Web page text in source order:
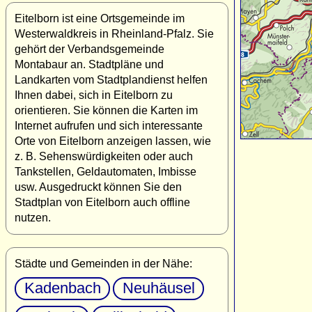
Eitelborn ist eine Ortsgemeinde im
Westerwaldkreis in Rheinland-Pfalz. Sie
gehört der Verbandsgemeinde
Montabaur an. Stadtpläne und
Landkarten vom Stadtplandienst helfen
Ihnen dabei, sich in Eitelborn zu
orientieren. Sie können die Karten im
Internet aufrufen und sich interessante
Orte von Eitelborn anzeigen lassen, wie
z. B. Sehenswürdigkeiten oder auch
Tankstellen, Geldautomaten, Imbisse
usw. Ausgedruckt können Sie den
Stadtplan von Eitelborn auch offline
nutzen.
Städte und Gemeinden in der Nähe:
Kadenbach
Neuhäusel